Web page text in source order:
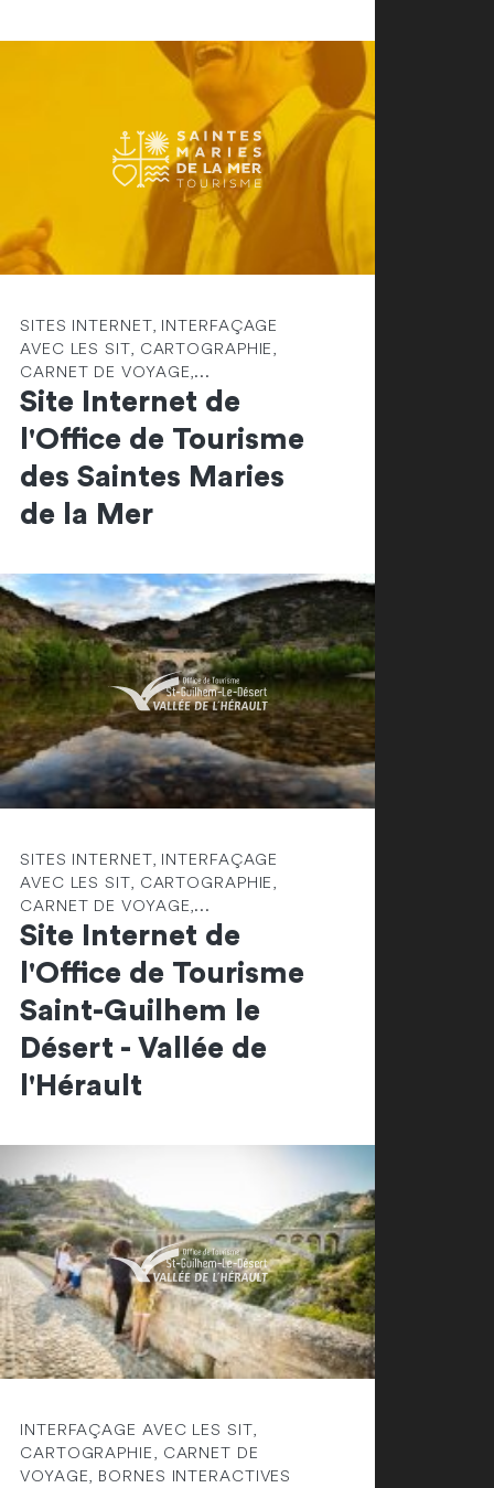
SITES INTERNET, INTERFAÇAGE
AVEC LES SIT, CARTOGRAPHIE,
CARNET DE VOYAGE,...
Site Internet de
l'Office de Tourisme
des Saintes Maries
de la Mer
SITES INTERNET, INTERFAÇAGE
AVEC LES SIT, CARTOGRAPHIE,
CARNET DE VOYAGE,...
Site Internet de
l'Office de Tourisme
Saint-Guilhem le
Désert - Vallée de
l'Hérault
INTERFAÇAGE AVEC LES SIT,
CARTOGRAPHIE, CARNET DE
VOYAGE, BORNES INTERACTIVES